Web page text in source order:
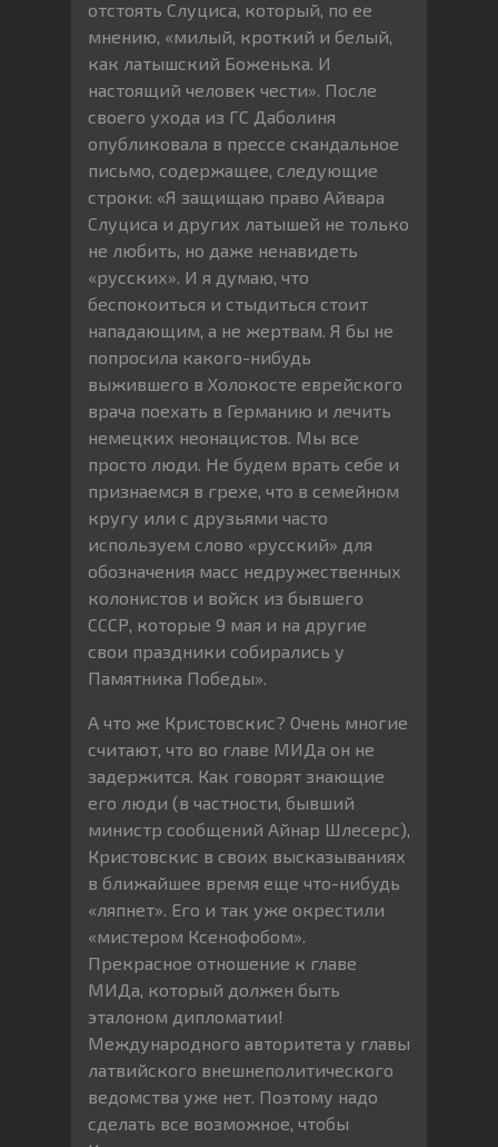
отстоять Слуциса, который, по ее
мнению, «милый, кроткий и белый,
как латышский Боженька. И
настоящий человек чести». После
своего ухода из ГС Даболиня
опубликовала в прессе скандальное
письмо, содержащее, следующие
строки: «Я защищаю право Айвара
Слуциса и других латышей не только
не любить, но даже ненавидеть
«русских». И я думаю, что
беспокоиться и стыдиться стоит
нападающим, а не жертвам. Я бы не
попросила какого-нибудь
выжившего в Холокосте еврейского
врача поехать в Германию и лечить
немецких неонацистов. Мы все
просто люди. Не будем врать себе и
признаемся в грехе, что в семейном
кругу или с друзьями часто
используем слово «русский» для
обозначения масс недружественных
колонистов и войск из бывшего
СССР, которые 9 мая и на другие
свои праздники собирались у
Памятника Победы».
А что же Кристовскис? Очень многие
считают, что во главе МИДа он не
задержится. Как говорят знающие
его люди (в частности, бывший
министр сообщений Айнар Шлесерс),
Кристовскис в своих высказываниях
в ближайшее время еще что-нибудь
«ляпнет». Его и так уже окрестили
«мистером Ксенофобом».
Прекрасное отношение к главе
МИДа, который должен быть
эталоном дипломатии!
Международного авторитета у главы
латвийского внешнеполитического
ведомства уже нет. Поэтому надо
сделать все возможное, чтобы